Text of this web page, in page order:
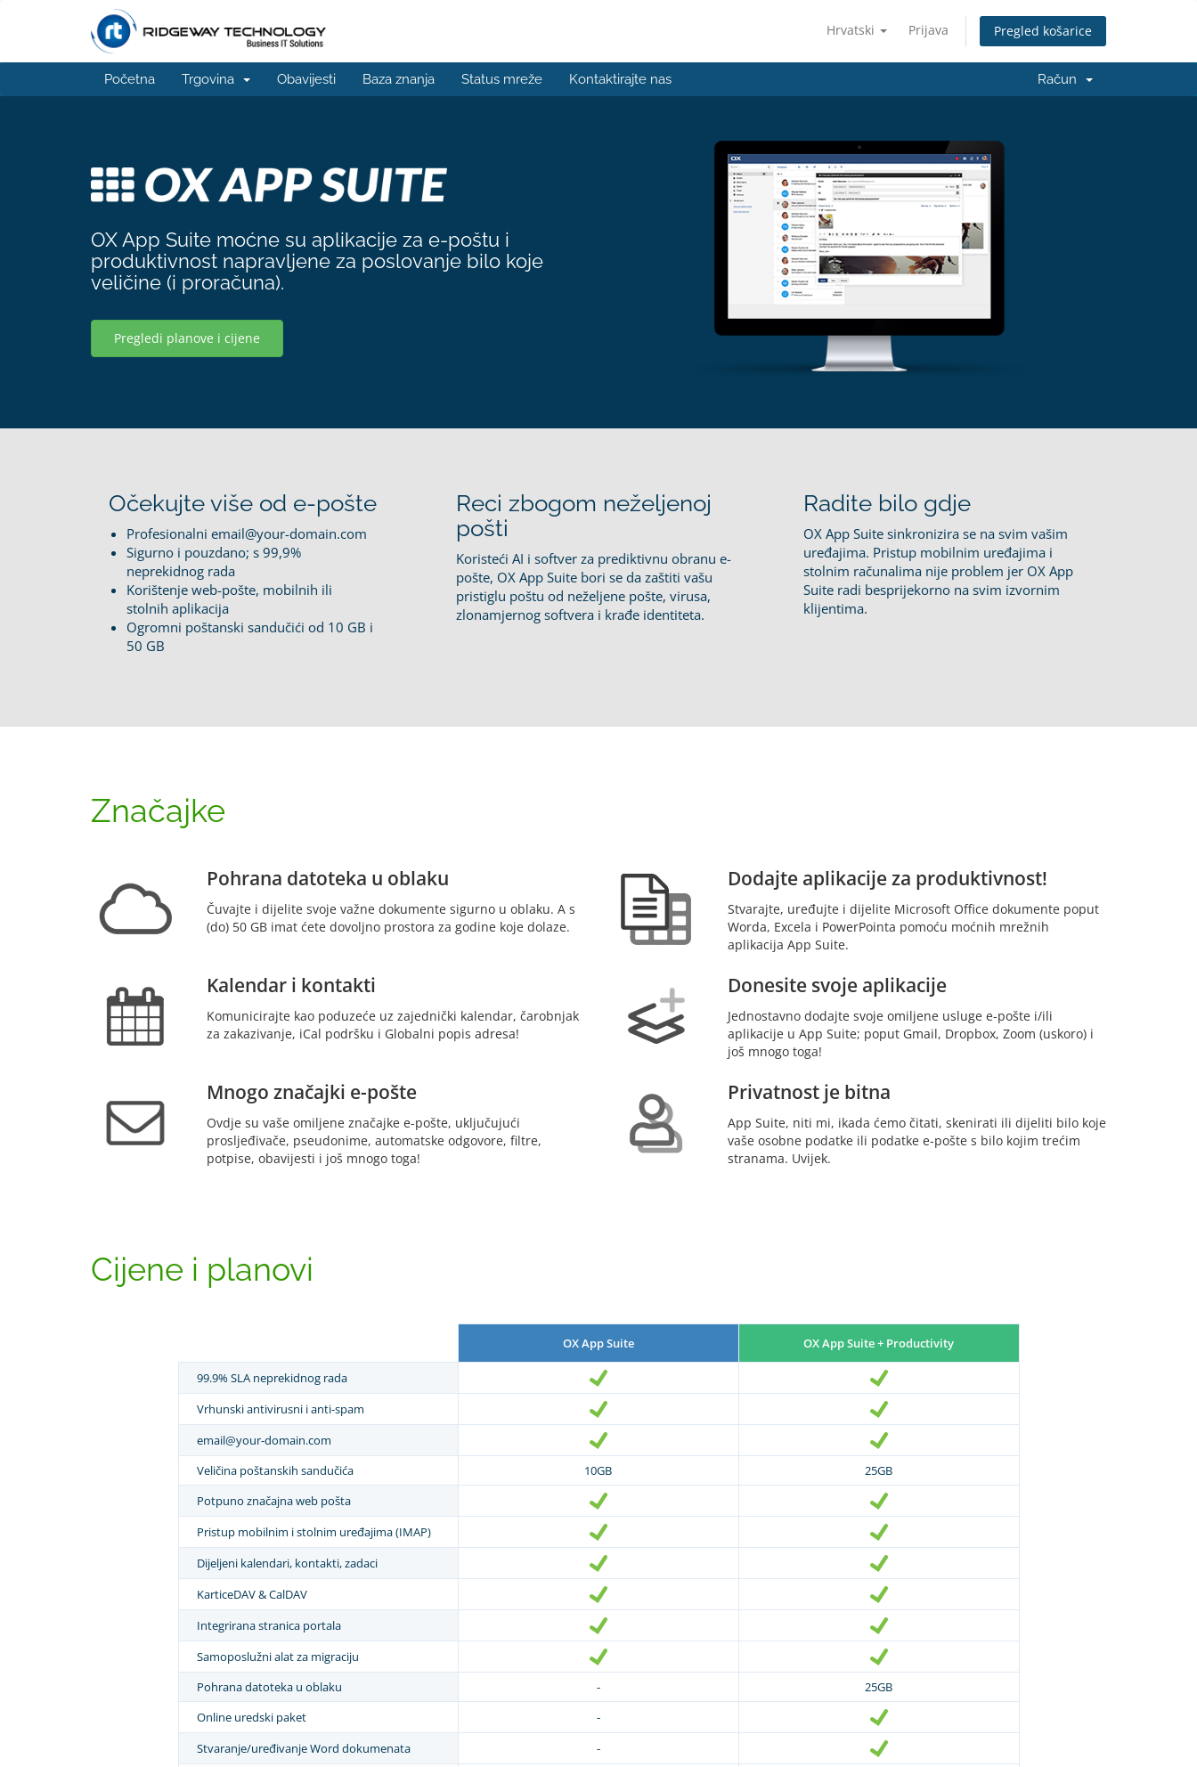
Hrvatski Prijava Pregled košarice
Početna Trgovina Obavijesti Baza znanja Status mreže Kontaktirajte nas Račun
OX App Suite moćne su aplikacije za e-poštu i
produktivnost napravljene za poslovanje bilo koje
veličine (i proračuna).
Pregledi planove i cijene
Očekujte više od e-pošte
Profesionalni email@your-domain.com
Sigurno i pouzdano; s 99,9%
neprekidnog rada
Korištenje web-pošte, mobilnih ili
stolnih aplikacija
Ogromni poštanski sandučići od 10 GB i
50 GB
Reci zbogom neželjenoj
pošti
Koristeći AI i softver za prediktivnu obranu e-
pošte, OX App Suite bori se da zaštiti vašu
pristiglu poštu od neželjene pošte, virusa,
zlonamjernog softvera i krađe identiteta.
Radite bilo gdje
OX App Suite sinkronizira se na svim vašim
uređajima. Pristup mobilnim uređajima i
stolnim računalima nije problem jer OX App
Suite radi besprijekorno na svim izvornim
klijentima.
Značajke
Pohrana datoteka u oblaku
Čuvajte i dijelite svoje važne dokumente sigurno u oblaku. A s
(do) 50 GB imat ćete dovoljno prostora za godine koje dolaze.
Kalendar i kontakti
Komunicirajte kao poduzeće uz zajednički kalendar, čarobnjak
za zakazivanje, iCal podršku i Globalni popis adresa!
Mnogo značajki e-pošte
Ovdje su vaše omiljene značajke e-pošte, uključujući
prosljeđivače, pseudonime, automatske odgovore, filtre,
potpise, obavijesti i još mnogo toga!
Dodajte aplikacije za produktivnost!
Stvarajte, uređujte i dijelite Microsoft Office dokumente poput
Worda, Excela i PowerPointa pomoću moćnih mrežnih
aplikacija App Suite.
Donesite svoje aplikacije
Jednostavno dodajte svoje omiljene usluge e-pošte i/ili
aplikacije u App Suite; poput Gmail, Dropbox, Zoom (uskoro) i
još mnogo toga!
Privatnost je bitna
App Suite, niti mi, ikada ćemo čitati, skenirati ili dijeliti bilo koje
vaše osobne podatke ili podatke e-pošte s bilo kojim trećim
stranama. Uvijek.
Cijene i planovi
OX App Suite OX App Suite + Productivity
99.9% SLA neprekidnog rada
Vrhunski antivirusni i anti-spam
email@your-domain.com
Veličina poštanskih sandučića
10GB
25GB
Potpuno značajna web pošta
Pristup mobilnim i stolnim uređajima (IMAP)
Dijeljeni kalendari, kontakti, zadaci
KarticeDAV & CalDAV
Integrirana stranica portala
Samoposlužni alat za migraciju
Pohrana datoteka u oblaku
-
25GB
Online uredski paket
-
Stvaranje/uređivanje Word dokumenata
-